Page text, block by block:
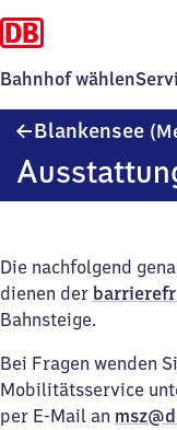
Bahnhof wählen
Blankensee
Die nachfolgend
dienen der
Bahnsteige.
Bei Fragen wenden
Mobilitätsservice
per E-Mail an